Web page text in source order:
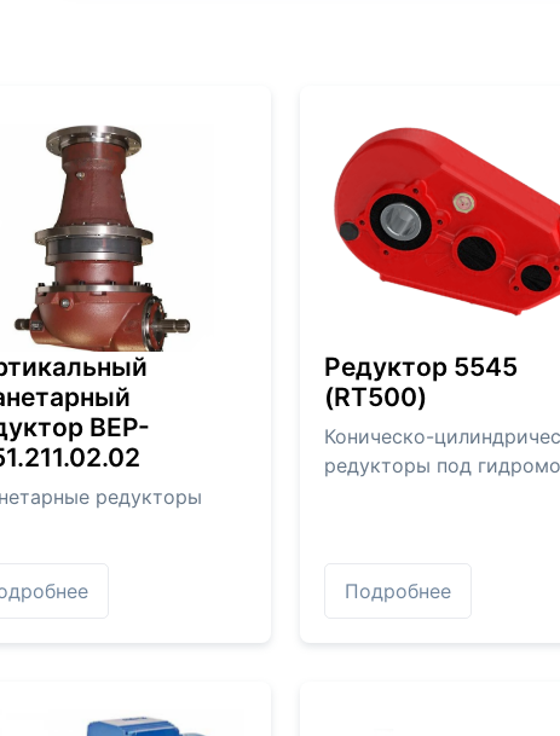
BEP-
редукторы
Редуктор 5545
(RT500)
Коническо-
редукторы под
Подробнее